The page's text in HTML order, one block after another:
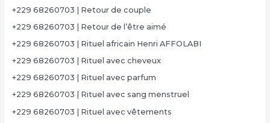
+229 68260703 | Retour de couple
+229 68260703 | Retour de l’être aimé
+229 68260703 | Rituel africain Henri AFFOLABI
+229 68260703 | Rituel avec cheveux
+229 68260703 | Rituel avec parfum
+229 68260703 | Rituel avec sang menstruel
+229 68260703 | Rituel avec vêtements